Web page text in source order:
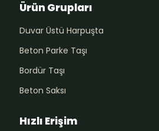
Ürün Grupları
Duvar Üstü Harpuşta
Beton Parke Taşı
Bordür Taşı
Beton Saksı
Hızlı Erişim